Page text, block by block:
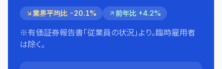
業界平均比 -20.1% 前年比 +4.2%
※有価証券報告書「従業員の状況」より。臨時雇用者
は除く。